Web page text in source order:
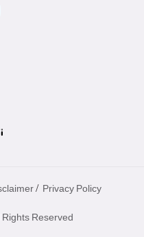
/ Privacy Policy
Reserved